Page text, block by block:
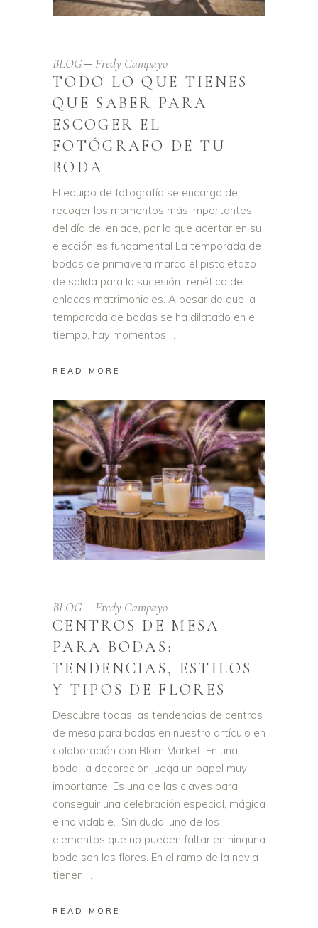
BLOG Fredy Campayo
TODO LO QUE TIENES
QUE SABER PARA
ESCOGER EL
FOTÓGRAFO DE TU
BODA
El equipo de fotografía se encarga de
recoger los momentos más importantes
del día del enlace, por lo que acertar en su
elección es fundamental La temporada de
bodas de primavera marca el pistoletazo
de salida para la sucesión frenética de
enlaces matrimoniales. A pesar de que la
temporada de bodas se ha dilatado en el
tiempo, hay momentos
READ MORE
BLOG Fredy Campayo
CENTROS DE MESA
PARA BODAS:
TENDENCIAS, ESTILOS
Y TIPOS DE FLORES
Descubre todas las tendencias de centros
de mesa para bodas en nuestro artículo en
colaboración con Blom Market. En una
boda, la decoración juega un papel muy
importante. Es una de las claves para
conseguir una celebración especial, mágica
e inolvidable. Sin duda, uno de los
elementos que no pueden faltar en ninguna
boda son las flores. En el ramo de la novia
tienen
READ MORE